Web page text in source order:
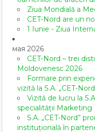
Ziua Mondială a
CET-Nord are un
1 Iunie - Ziua
мая 2026
CET-Nord – trei
Moldovenesc 2026
Formare prin
vizită la S.A. „CET-
Vizită de lucru la
specialității Marketing
S.A. „CET-Nord”
instituțională în